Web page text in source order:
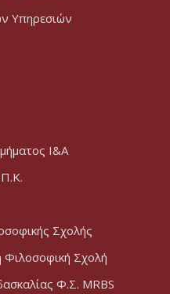
Υπηρεσιών
Ι&Α
Σχολής
Φιλοσοφική Σχολή
Φ.Σ. MRBS